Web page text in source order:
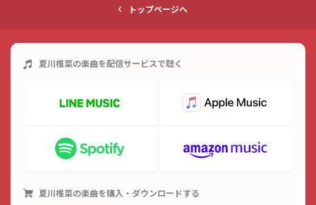
トップページへ
夏川椎菜の楽曲を配信サービスで聴く
夏川椎菜の楽曲を購入・ダウンロードする